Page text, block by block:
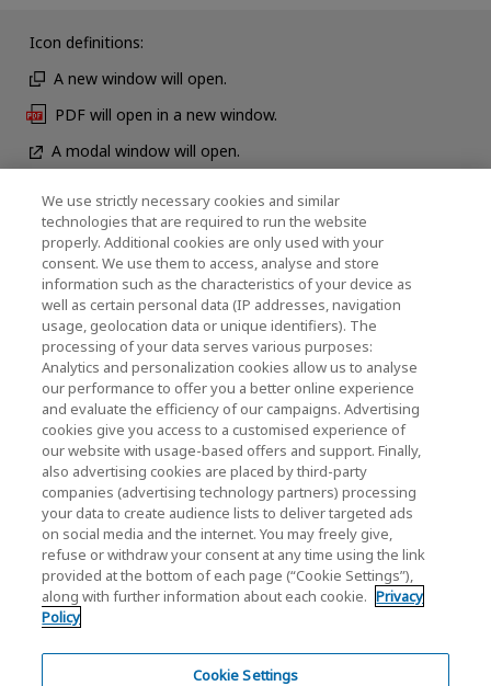
Icon definitions:
A new window will open.
PDF will open in a new window.
A modal window will open.
뉴스
연락처
KIOXIA Holdings Corporation (기업 그룹 정보 / 투
자자 정보)
KIOXIA Holdings Corporation Home
투자자 정보
개인정보 처리방침
We use strictly necessary cookies and similar
technologies that are required to run the website
properly. Additional cookies are only used with your
consent. We use them to access, analyse and store
information such as the characteristics of your device as
well as certain personal data (IP addresses, navigation
usage, geolocation data or unique identifiers). The
processing of your data serves various purposes:
Analytics and personalization cookies allow us to analyse
our performance to offer you a better online experience
and evaluate the efficiency of our campaigns. Advertising
cookies give you access to a customised experience of
our website with usage-based offers and support. Finally,
also advertising cookies are placed by third-party
companies (advertising technology partners) processing
your data to create audience lists to deliver targeted ads
on social media and the internet. You may freely give,
refuse or withdraw your consent at any time using the link
provided at the bottom of each page (“Cookie Settings”),
along with further information about each cookie. Privacy
Policy
Cookie Settings